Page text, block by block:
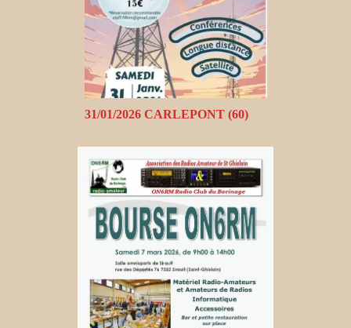
31/01/2026 CARLEPONT (60)